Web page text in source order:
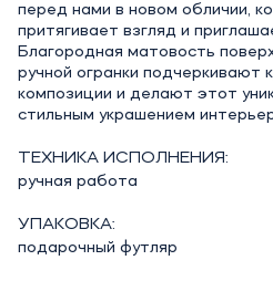
перед нами в новом обличии,
притягивает взгляд и
Благородная матовость
ручной огранки подчеркивают
композиции и делают этот
стильным украшением
ТЕХНИКА ИСПОЛНЕНИЯ:
ручная работа
УПАКОВКА:
подарочный футляр